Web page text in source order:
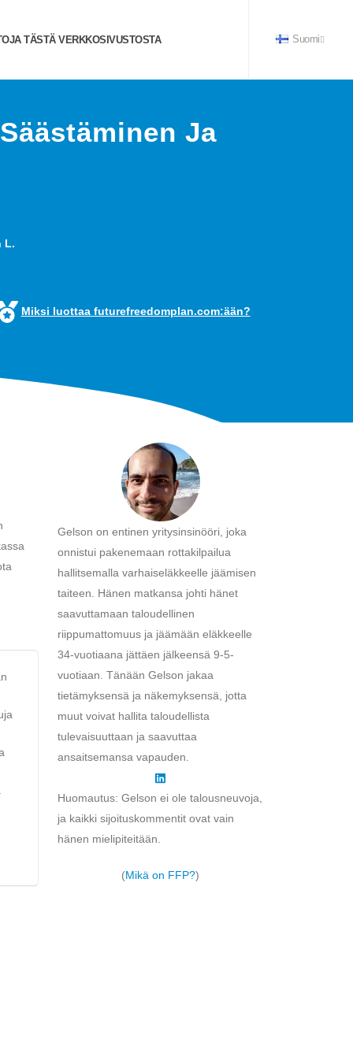
TÄSTÄ VERKKOSIVUSTOSTA Suomi
Ja
L.
Miksi luottaa futurefreedomplan.com:ään?
Gelson on entinen yritysinsinööri, joka
onnistui pakenemaan rottakilpailua
hallitsemalla varhaiseläkkeelle jäämisen
taiteen. Hänen matkansa johti hänet
saavuttamaan taloudellinen
riippumattomuus ja jäämään eläkkeelle
34-vuotiaana jättäen jälkeensä 9-5-
vuotiaan. Tänään Gelson jakaa
tietämyksensä ja näkemyksensä, jotta
muut voivat hallita taloudellista
tulevaisuuttaan ja saavuttaa
ansaitsemansa vapauden.
Huomautus: Gelson ei ole talousneuvoja,
ja kaikki sijoituskommentit ovat vain
hänen mielipiteitään.
(Mikä on FFP?)